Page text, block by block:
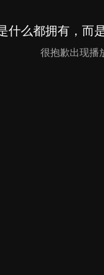
什么都拥有，而
很抱歉出现播